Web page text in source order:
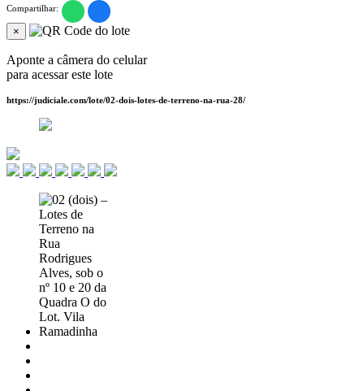
Compartilhar:
×
Aponte a câmera do celular
para acessar este lote
https://judiciale.com/lote/02-dois-lotes-de-terreno-na-rua-28/